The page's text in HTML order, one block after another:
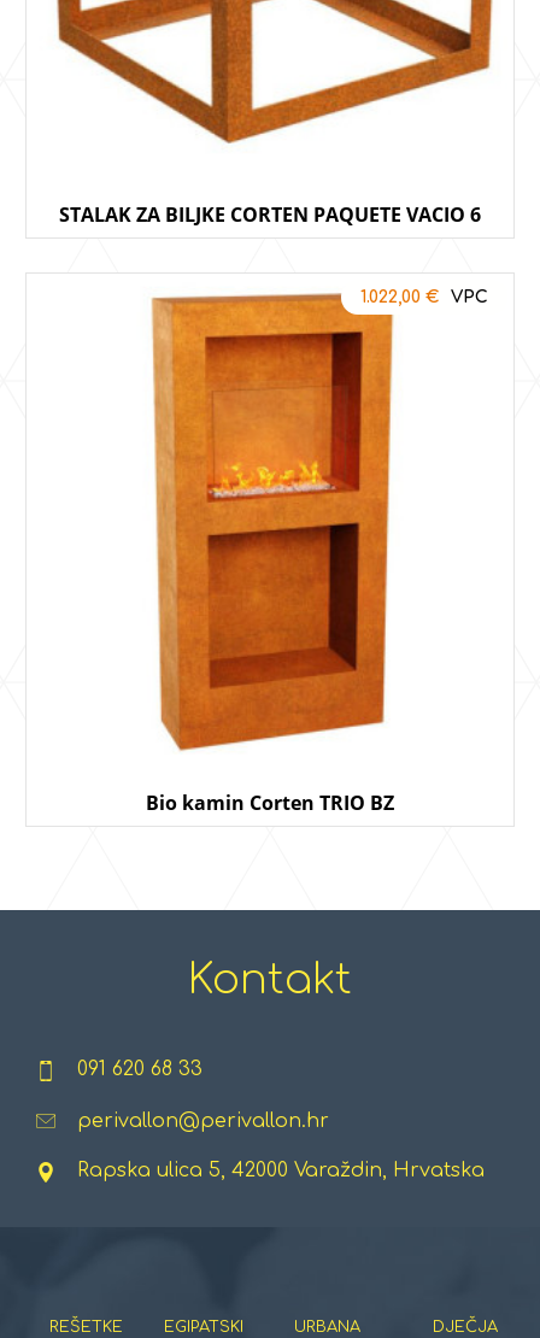
STALAK ZA BILJKE CORTEN PAQUETE VACIO 6
Bio kamin Corten TRIO BZ
1.022,00 €
Kontakt
091 620 68 33
perivallon@perivallon.hr
Rapska ulica 5, 42000 Varaždin, Hrvatska
REŠETKE EGIPATSKI URBANA DJEČJA